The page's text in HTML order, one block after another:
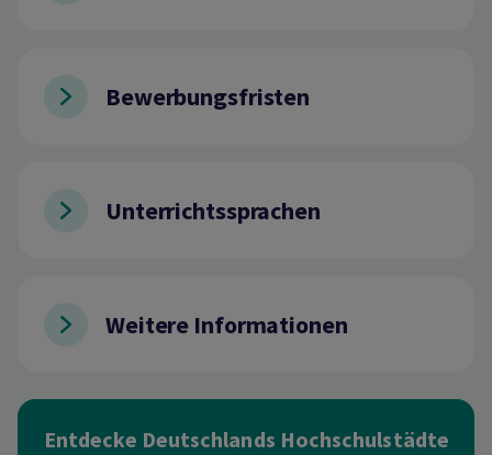
Bewerbungsfristen
Unterrichtssprachen
Weitere Informationen
Entdecke Deutschlands Hochschulstädte